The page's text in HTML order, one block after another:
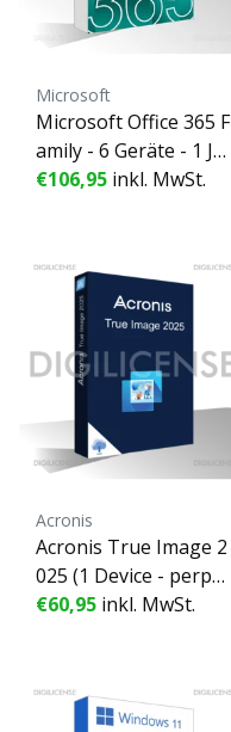
Microsoft
Microsoft Office 365 F
amily - 6 Geräte - 1 Ja
hr
€106,95 inkl. MwSt.
Acronis
Acronis True Image 2
025 (1 Device - perpet
ual) ESD - 1 Gerät - U
€60,95 inkl. MwSt.